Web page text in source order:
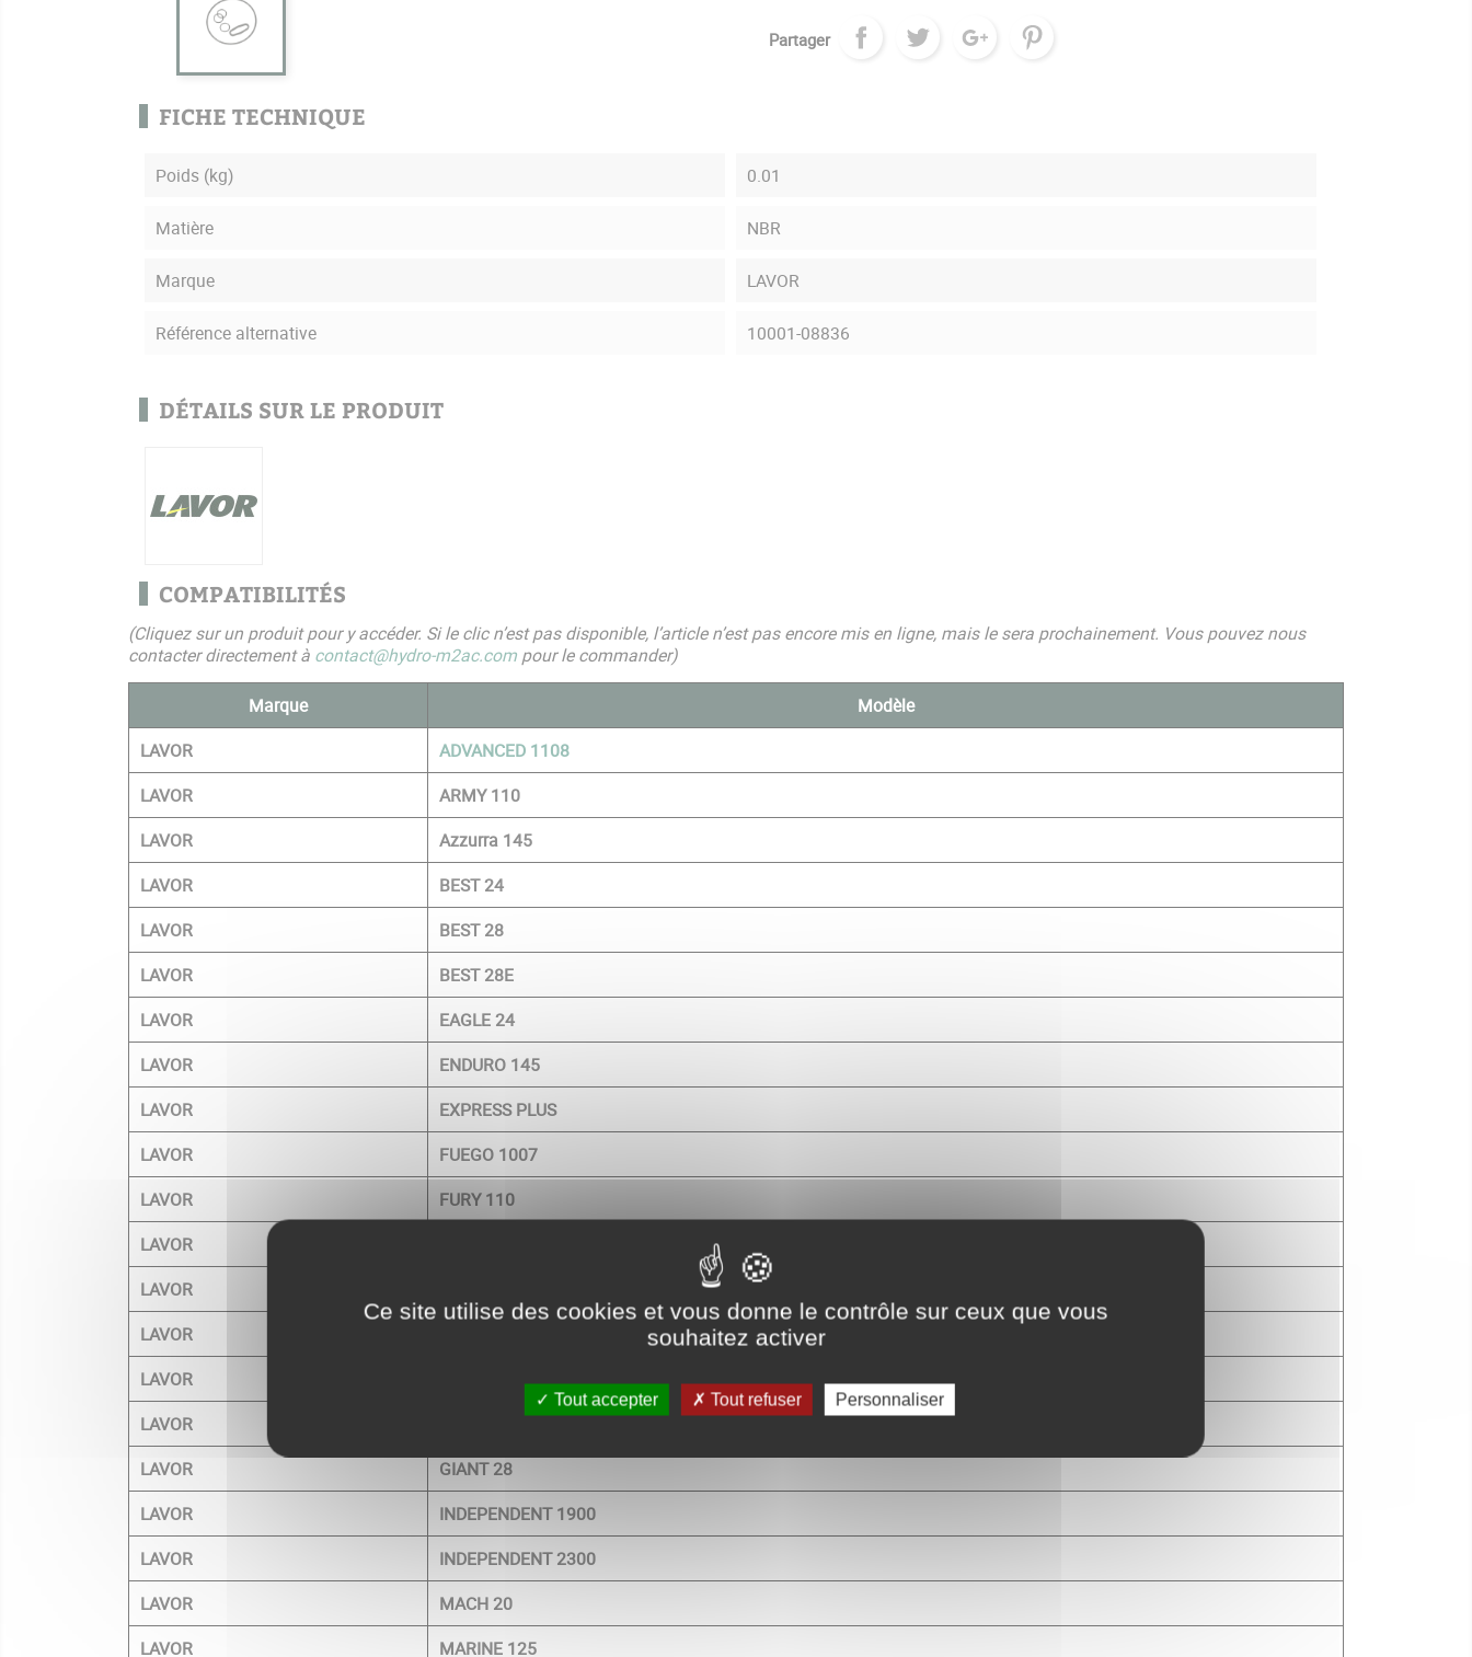
Partager
FICHE TECHNIQUE
Poids (kg) 0.01
Matière NBR
Marque LAVOR
Référence alternative 10001-08836
DÉTAILS SUR LE PRODUIT
COMPATIBILITÉS
(Cliquez sur un produit pour y accéder. Si le clic n’est pas disponible, l’article n’est pas encore mis en ligne, mais le sera prochainement. Vous pouvez nous
contacter directement à contact@hydro-m2ac.com pour le commander)
Marque
Modèle
LAVOR
ADVANCED 1108
LAVOR
ARMY 110
LAVOR
Azzurra 145
LAVOR
BEST 24
LAVOR
BEST 28
LAVOR
BEST 28E
LAVOR
EAGLE 24
LAVOR
ENDURO 145
LAVOR
EXPRESS PLUS
LAVOR
FUEGO 1007
LAVOR
FURY 110
LAVOR
LAVOR
LAVOR
LAVOR
LAVOR
LAVOR
GIANT 28
LAVOR
INDEPENDENT 1900
LAVOR
INDEPENDENT 2300
LAVOR
MACH 20
LAVOR
MARINE 125
Ce site utilise des cookies et vous donne le contrôle sur ceux que vous
souhaitez activer
Tout accepter Tout refuser Personnaliser